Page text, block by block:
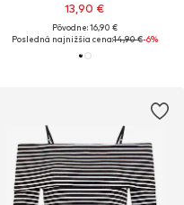
13,90 €
Pôvodne: 16,90 €
Posledná najnižšia cena:14,90 €-6%